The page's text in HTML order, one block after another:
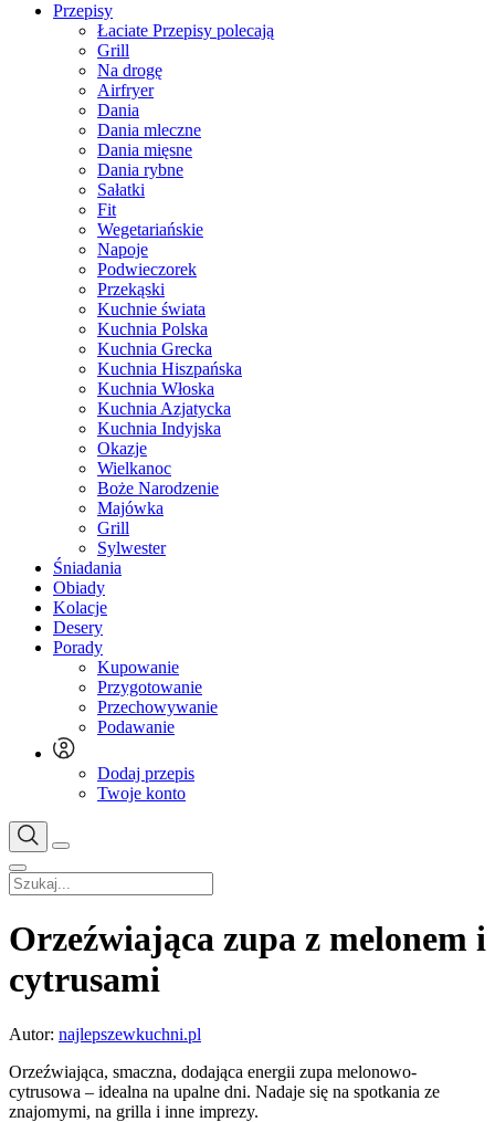
Przepisy
Łaciate Przepisy polecają
Grill
Na drogę
Airfryer
Dania
Dania mleczne
Dania mięsne
Dania rybne
Sałatki
Fit
Wegetariańskie
Napoje
Podwieczorek
Przekąski
Kuchnie świata
Kuchnia Polska
Kuchnia Grecka
Kuchnia Hiszpańska
Kuchnia Włoska
Kuchnia Azjatycka
Kuchnia Indyjska
Okazje
Wielkanoc
Boże Narodzenie
Majówka
Grill
Sylwester
Śniadania
Obiady
Kolacje
Desery
Porady
Kupowanie
Przygotowanie
Przechowywanie
Podawanie
Dodaj przepis
Twoje konto
Orzeźwiająca zupa z melonem i
cytrusami
Autor: najlepszewkuchni.pl
Orzeźwiająca, smaczna, dodająca energii zupa melonowo-
cytrusowa – idealna na upalne dni. Nadaje się na spotkania ze
znajomymi, na grilla i inne imprezy.